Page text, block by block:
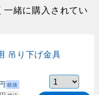
緒に購入されてい
吊り下げ金具
税抜